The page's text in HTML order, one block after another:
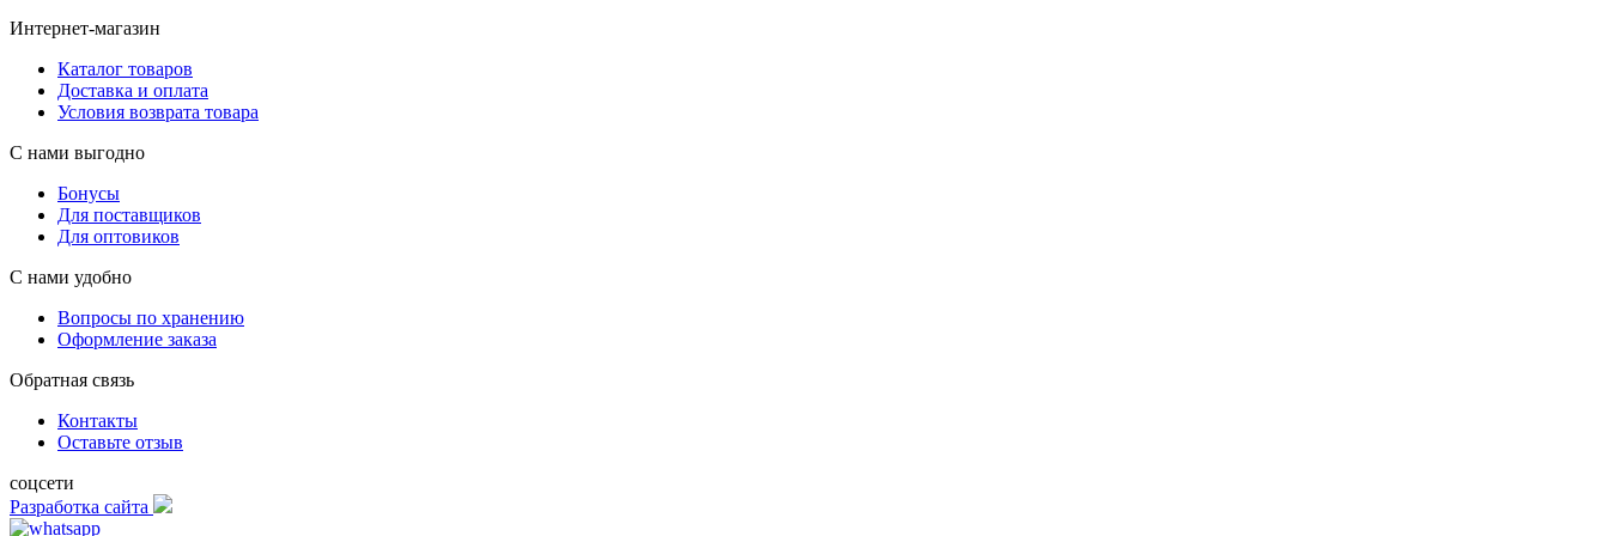
Интернет-магазин
Каталог товаров
Доставка и оплата
Условия возврата товара
С нами выгодно
Бонусы
Для поставщиков
Для оптовиков
С нами удобно
Вопросы по хранению
Оформление заказа
Обратная связь
Контакты
Оставьте отзыв
соцсети
Разработка сайта